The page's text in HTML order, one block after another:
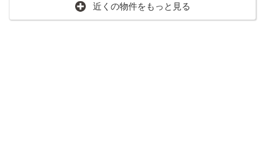
近くの物件をもっと見る